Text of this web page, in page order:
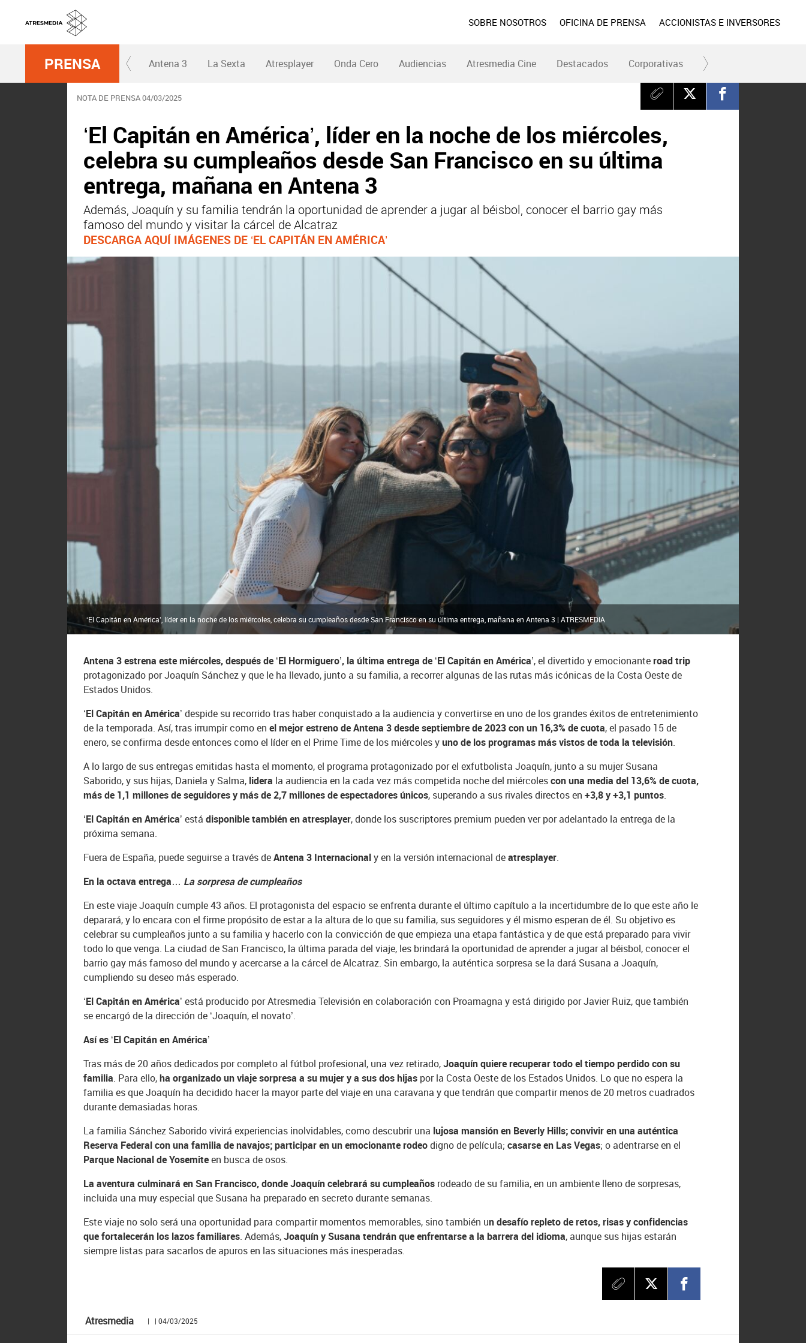
SOBRE NOSOTROS OFICINA DE PRENSA ACCIONISTAS E INVERSORES
PRENSA Antena 3 La Sexta Atresplayer Onda Cero Audiencias Atresmedia Cine Destacados Corporativas RC y Fundación
NOTA DE PRENSA 04/03/2025
‘El Capitán en América’, líder en la noche de los miércoles,
celebra su cumpleaños desde San Francisco en su última
entrega, mañana en Antena 3
Además, Joaquín y su familia tendrán la oportunidad de aprender a jugar al béisbol, conocer el barrio gay más
famoso del mundo y visitar la cárcel de Alcatraz
DESCARGA AQUÍ IMÁGENES DE ‘EL CAPITÁN EN AMÉRICA’
‘El Capitán en América’, líder en la noche de los miércoles, celebra su cumpleaños desde San Francisco en su última entrega, mañana en Antena 3 | ATRESMEDIA
Antena 3 estrena este miércoles, después de ‘El Hormiguero’, la última entrega de ‘El Capitán en América’, el divertido y emocionanteroad trip
protagonizado por Joaquín Sánchez y que le ha llevado, junto a su familia, a recorrer algunas de las rutas más icónicas de la Costa Oeste de
Estados Unidos.
‘El Capitán en América’despide su recorrido tras haber conquistado a la audiencia y convertirse en uno de los grandes éxitos de entretenimiento
de la temporada. Así, tras irrumpir como en el mejor estreno de Antena 3 desde septiembre de 2023 con un 16,3% de cuota, el pasado 15 de
enero, se confirma desde entonces como el líder en el Prime Time de los miércoles yuno de los programas más vistos de toda la televisión.
A lo largo de sus entregas emitidas hasta el momento, el programa protagonizado por el exfutbolista Joaquín, junto a su mujer Susana
Saborido, y sus hijas, Daniela y Salma, lidera la audiencia en la cada vez más competida noche del miércolescon una media del 13,6% de cuota,
más de 1,1 millones de seguidores y más de 2,7 millones de espectadores únicos, superando a sus rivales directos en+3,8 y +3,1 puntos.
‘El Capitán en América’estádisponible también en atresplayer, donde los suscriptores premium pueden ver por adelantado la entrega de la
próxima semana.
Fuera de España, puede seguirse a través deAntena 3 Internacionaly en la versión internacional deatresplayer.
En la octava entrega… La sorpresa de cumpleaños
En este viaje Joaquín cumple 43 años. El protagonista del espacio se enfrenta durante el último capítulo a la incertidumbre de lo que este año le
deparará, y lo encara con el firme propósito de estar a la altura de lo que su familia, sus seguidores y él mismo esperan de él. Su objetivo es
celebrar su cumpleaños junto a su familia y hacerlo con la convicción de que empieza una etapa fantástica y de que está preparado para vivir
todo lo que venga. La ciudad de San Francisco, la última parada del viaje, les brindará la oportunidad de aprender a jugar al béisbol, conocer el
barrio gay más famoso del mundo y acercarse a la cárcel de Alcatraz. Sin embargo, la auténtica sorpresa se la dará Susana a Joaquín,
cumpliendo su deseo más esperado.
‘El Capitán en América’está producido por Atresmedia Televisión en colaboración con Proamagna y está dirigido por Javier Ruiz, que también
se encargó de la dirección de ‘Joaquín, el novato’.
Así es ‘El Capitán en América’
Tras más de 20 años dedicados por completo al fútbol profesional, una vez retirado,Joaquín quiere recuperar todo el tiempo perdido con su
familia. Para ello,ha organizado un viaje sorpresa a su mujer y a sus dos hijas por la Costa Oeste de los Estados Unidos. Lo que no espera la
familia es que Joaquín ha decidido hacer la mayor parte del viaje en una caravana y que tendrán que compartir menos de 20 metros cuadrados
durante demasiadas horas.
La familia Sánchez Saborido vivirá experiencias inolvidables, como descubrir una lujosa mansión en Beverly Hills; convivir en una auténtica
Reserva Federal con una familia de navajos; participar en un emocionante rodeodigno de película;casarse en Las Vegas; o adentrarse en el
Parque Nacional de Yosemiteen busca de osos.
La aventura culminará en San Francisco, donde Joaquín celebrará su cumpleaños rodeado de su familia, en un ambiente lleno de sorpresas,
incluida una muy especial que Susana ha preparado en secreto durante semanas.
Este viaje no solo será una oportunidad para compartir momentos memorables, sino también un desafío repleto de retos, risas y confidencias
que fortalecerán los lazos familiares. Además,Joaquín y Susana tendrán que enfrentarse a la barrera del idioma, aunque sus hijas estarán
siempre listas para sacarlos de apuros en las situaciones más inesperadas.
Atresmedia | | 04/03/2025